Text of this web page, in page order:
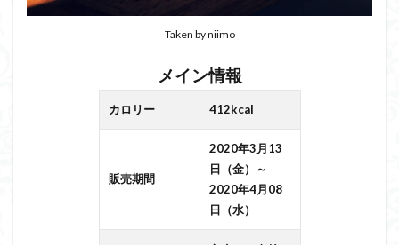
Taken by niimo
メイン情報
カロリー 412kcal
販売期間
2020年3月13
日（金）～
2020年4月08
日（水）